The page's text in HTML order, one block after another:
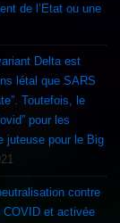
de l’Etat ou une
Delta est
létal que SARS
Toutefois, le
pour les
juteuse pour le Big
contre
COVID et activée